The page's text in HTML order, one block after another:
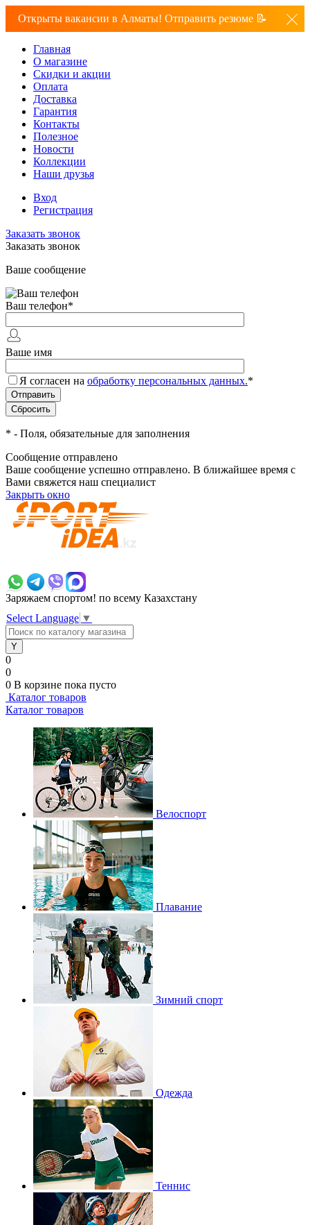
Открыты вакансии в Алматы! Отправить резюме 📝
Главная
О магазине
Скидки и акции
Оплата
Доставка
Гарантия
Контакты
Полезное
Новости
Коллекции
Наши друзья
Вход
Регистрация
Заказать звонок
Заказать звонок
Ваше сообщение
Ваш телефон*
Ваше имя
Я согласен на обработку персональных данных.*
* - Поля, обязательные для заполнения
Сообщение отправлено
Ваше сообщение успешно отправлено. В ближайшее время с
Вами свяжется наш специалист
Закрыть окно
Заряжаем спортом! по всему Казахстану
Select Language ▼
0
0
0 В корзине пока пусто
Каталог товаров
Каталог товаров
Велоспорт
Плавание
Зимний спорт
Одежда
Теннис